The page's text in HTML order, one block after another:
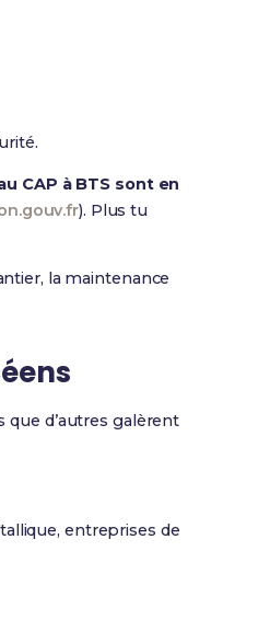
CAP à BTS sont en
). Plus tu
la maintenance
que d’autres galèrent
entreprises de